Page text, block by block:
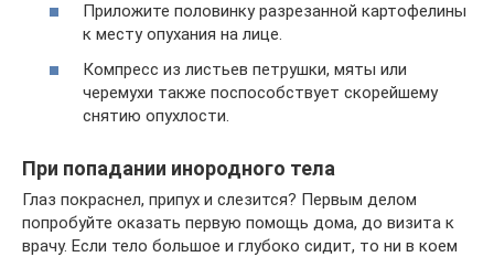
Приложите половинку разрезанной картофелины
к месту опухания на лице.
Компресс из листьев петрушки, мяты или
черемухи также поспособствует скорейшему
снятию опухлости.
При попадании инородного тела
Глаз покраснел, припух и слезится? Первым делом
попробуйте оказать первую помощь дома, до визита к
врачу. Если тело большое и глубоко сидит, то ни в коем